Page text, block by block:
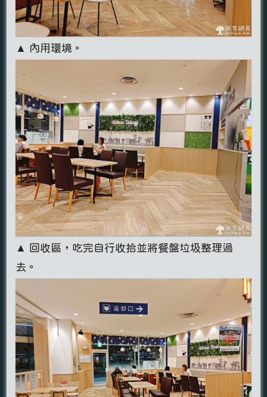
▲ 內用環境。
▲ 回收區，吃完自行收拾並將餐盤垃圾整理過
去。